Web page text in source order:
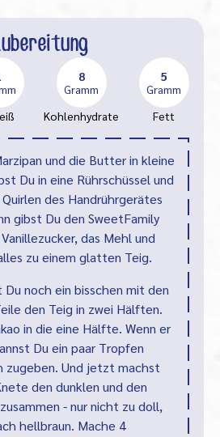
8
Gramm
Kohlenhydrate
5
Gramm
Fett
und die Butter in kleine
Du in eine Rührschüssel und
des Handrührgerätes
gibst Du den SweetFamily
das Mehl und
zu einem glatten Teig.
noch ein bisschen mit den
den Teig in zwei Hälften.
in die eine Hälfte. Wenn er
Du ein paar Tropfen
zugeben. Und jetzt machst
den dunklen und den
- nur nicht zu doll,
hellbraun. Mache 4